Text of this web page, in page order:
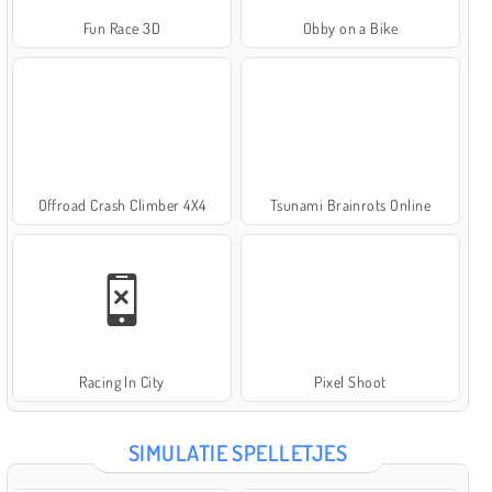
Fun Race 3D Obby on a Bike
Offroad Crash Climber 4X4 Tsunami Brainrots Online
Racing In City Pixel Shoot
SIMULATIE SPELLETJES